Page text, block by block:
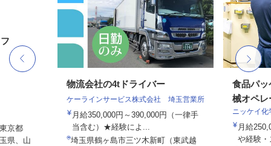
京都
県、山
物流会社の4tドライバー
ケーラインサービス株式会社 埼玉営業所
月給350,000円～390,000円（一律手
当含む）★経験によ...
埼玉県鶴ヶ島市三ツ木新町（東武越
食品パッ
械オペレ
ニッケイ
月給
や経験